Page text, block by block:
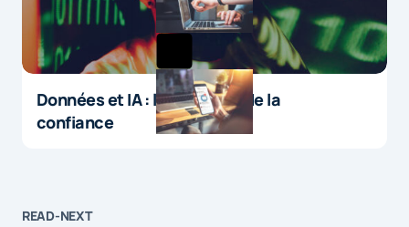
Données et IA : le paradoxe de la
confiance
READ-NEXT